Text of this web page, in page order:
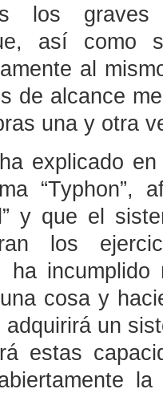
los
así como
al
de alcance
una y otra
explicado
“Typhon”,
y que el
los
ha incumplido
cosa y
adquirirá un
estas